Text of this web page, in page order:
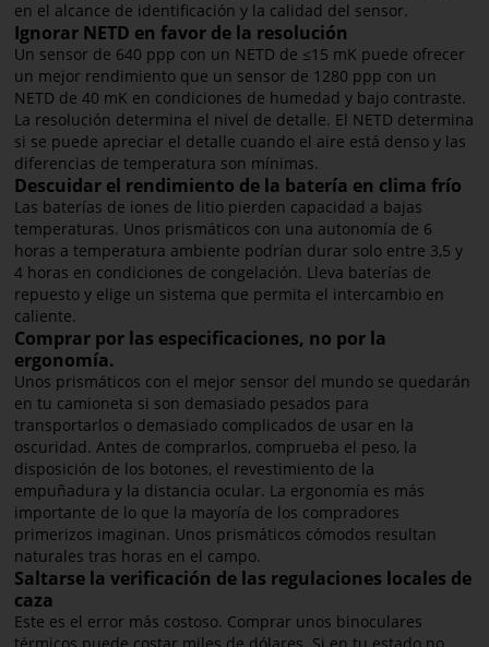
en el alcance de identificación y la calidad del sensor.
Ignorar NETD en favor de la resolución
Un sensor de 640 ppp con un NETD de ≤15 mK puede ofrecer
un mejor rendimiento que un sensor de 1280 ppp con un
NETD de 40 mK en condiciones de humedad y bajo contraste.
La resolución determina el nivel de detalle. El NETD determina
si se puede apreciar el detalle cuando el aire está denso y las
diferencias de temperatura son mínimas.
Descuidar el rendimiento de la batería en clima frío
Las baterías de iones de litio pierden capacidad a bajas
temperaturas. Unos prismáticos con una autonomía de 6
horas a temperatura ambiente podrían durar solo entre 3,5 y
4 horas en condiciones de congelación. Lleva baterías de
repuesto y elige un sistema que permita el intercambio en
caliente.
Comprar por las especificaciones, no por la
ergonomía.
Unos prismáticos con el mejor sensor del mundo se quedarán
en tu camioneta si son demasiado pesados para
transportarlos o demasiado complicados de usar en la
oscuridad. Antes de comprarlos, comprueba el peso, la
disposición de los botones, el revestimiento de la
empuñadura y la distancia ocular. La ergonomía es más
importante de lo que la mayoría de los compradores
primerizos imaginan. Unos prismáticos cómodos resultan
naturales tras horas en el campo.
Saltarse la verificación de las regulaciones locales de
caza
Este es el error más costoso. Comprar unos binoculares